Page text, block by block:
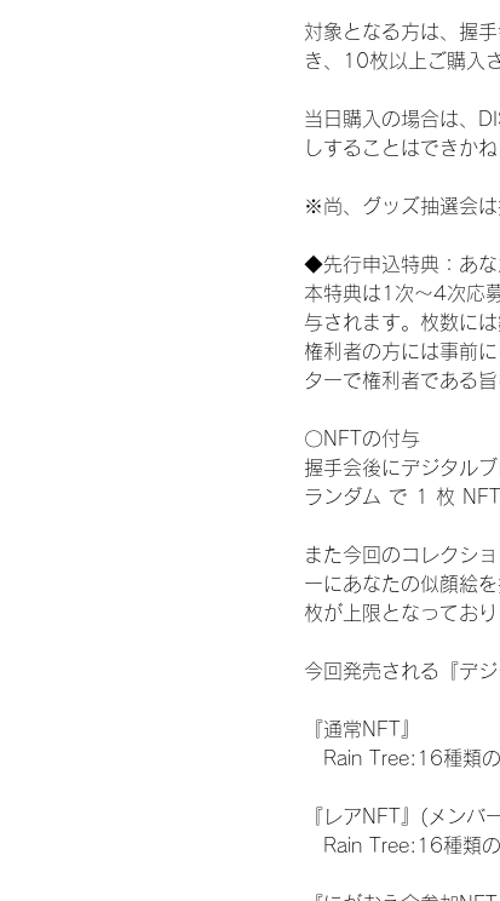
対象となる方は、握
き、10枚以上ご購入
当日購入の場合は、
しすることはできかね
※尚、グッズ抽選会は
◆先行申込特典：あな
本特典は1次〜4次応
与されます。枚数に
権利者の方には事前
ターで権利者である
〇NFTの付与
握手会後にデジタル
ランダム で 1 枚 NFT
また今回のコレクシ
ーにあなたの似顔絵
枚が上限となっており
今回発売される『デ
『通常NFT』
Rain Tree:16種類
『レアNFT』(メンバ
Rain Tree:16種類の